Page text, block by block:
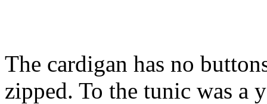
The cardigan has no
zipped. To the tunic was a